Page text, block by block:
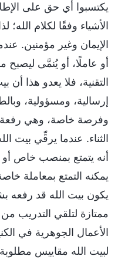
يكتسبوا أي حق على
الأشياء وفقًا لكلام
الإيمان وغير مؤمنين.
أو عاملًا، أو يُنمَّى
التقنية، فلا يعدو هذا أن
إرسالية، ومسؤولية،
وفرصة خاصة، وهي رفعة
الثناء. عندما يرقِّي بيت
أنه يتمتع بمنصب خاص
يمكنه التمتع بمعاملة
يكون بيت الله قد رفعه
ممتازة لتلقي التدريب
الأعمال الجوهرية في
لبيت الله مقاييس